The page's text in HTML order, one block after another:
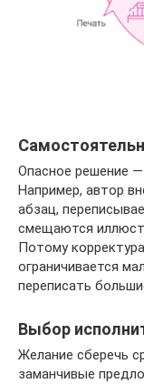
Опасное решение
Например, автор
абзац,
смещаются
Потому
ограничивается
переписать
Выбор
Желание сберечь
заманчивые